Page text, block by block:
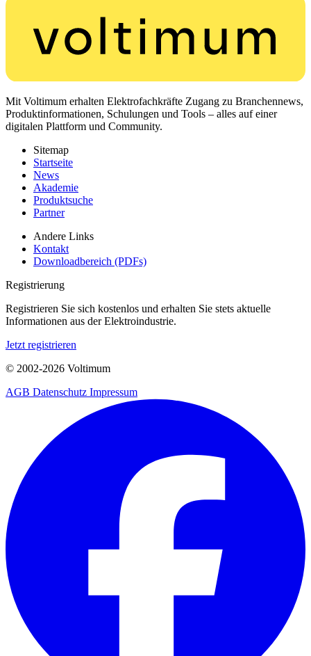
Mit Voltimum erhalten Elektrofachkräfte Zugang zu Branchennews,
Produktinformationen, Schulungen und Tools – alles auf einer
digitalen Plattform und Community.
Sitemap
Startseite
News
Akademie
Produktsuche
Partner
Andere Links
Kontakt
Downloadbereich (PDFs)
Registrierung
Registrieren Sie sich kostenlos und erhalten Sie stets aktuelle
Informationen aus der Elektroindustrie.
Jetzt registrieren
© 2002-2026 Voltimum
AGB Datenschutz Impressum